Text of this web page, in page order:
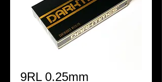
9RL 0.25mm